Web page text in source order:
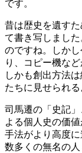
です。
昔は歴史を遺す
て書き写しまし
のですね。しか
り、コピー機な
しかも創出方法
たちに見せられる
司馬遷の「史記
よる個人史の価
手法がより高度
数多くの無名の